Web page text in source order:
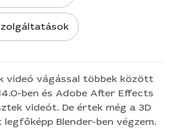
videó vágással többek között
ben és Adobe After Effects
videót. De értek még a 3D
Blender-ben végzem.